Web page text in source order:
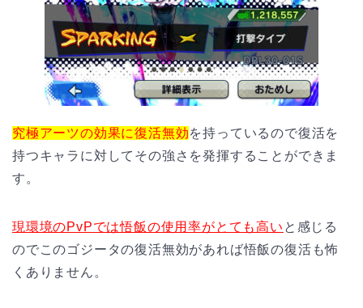
究極アーツの効果に復活無効を持っているので復活を
持つキャラに対してその強さを発揮することができま
す。
現環境のPvPでは悟飯の使用率がとても高い と感じる
のでこのゴジータの復活無効があれば悟飯の復活も怖
くありません。